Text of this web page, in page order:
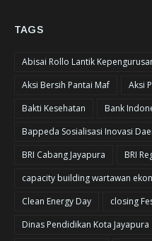
TAGS
Abisai Rollo Lantik
Aksi Bersih Pantai Maf
Aksi
Bakti Kesehatan
Bank
Bappeda Sosialisasi Inovasi
BRI Cabang Jayapura
BRI
capacity building wartawan
Clean Energy Day
closing
Dinas Pendidikan Kota Jayapura